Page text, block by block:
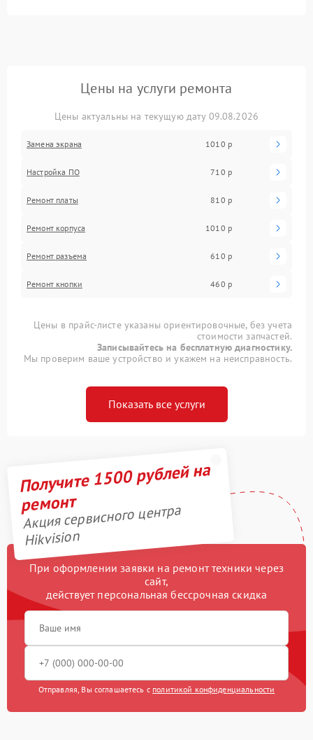
Цены на услуги ремонта
Цены актуальны на текущую дату 09.08.2026
Замена экрана 1010 р
Настройка ПО 710 р
Ремонт платы 810 р
Ремонт корпуса 1010 р
Ремонт разъема 610 р
Ремонт кнопки 460 р
Цены в прайс-листе указаны ориентировочные, без учета
стоимости запчастей.
Записывайтесь на бесплатную диагностику.
Мы проверим ваше устройство и укажем на неисправность.
Показать все услуги
Получите 1500 рублей на
ремонт
Акция сервисного центра
Hikvision
При оформлении заявки на ремонт техники через
сайт,
действует персональная бессрочная скидка
Отправляя, Вы соглашаетесь с политикой конфиденциальности